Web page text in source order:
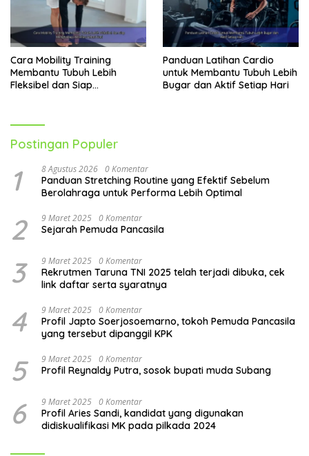
Cara Mobility Training
Membantu Tubuh Lebih
Fleksibel dan Siap
Panduan Latihan Cardio
untuk Membantu Tubuh Lebih
Bugar dan Aktif Setiap Hari
Postingan Populer
1 8 Agustus 2026 0 Komentar
Panduan Stretching Routine yang Efektif Sebelum
Berolahraga untuk Performa Lebih Optimal
2 9 Maret 2025 0 Komentar
Sejarah Pemuda Pancasila
3 9 Maret 2025 0 Komentar
Rekrutmen Taruna TNI 2025 telah terjadi dibuka, cek
link daftar serta syaratnya
4 9 Maret 2025 0 Komentar
Profil Japto Soerjosoemarno, tokoh Pemuda Pancasila
yang tersebut dipanggil KPK
5 9 Maret 2025 0 Komentar
Profil Reynaldy Putra, sosok bupati muda Subang
6 9 Maret 2025 0 Komentar
Profil Aries Sandi, kandidat yang digunakan
didiskualifikasi MK pada pilkada 2024